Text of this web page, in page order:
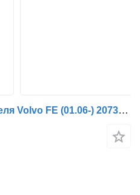
Трапеция стеклоочистителя Volvo FE (01.06-) 20730378 для грузовика Volvo FL, FE (2005-2014)